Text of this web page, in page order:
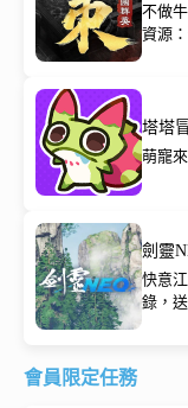
不做
資源
塔塔
萌寵
劍靈
快意
錄，
會員限定任務